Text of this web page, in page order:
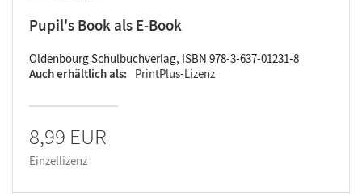
Pupil's Book als E-Book
Oldenbourg Schulbuchverlag, ISBN 978-3-637-01231-8
Auch erhältlich als
PrintPlus-Lizenz
8,99 EUR
Einzellizenz